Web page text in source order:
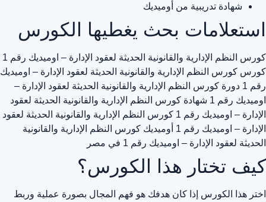
شهادة تدريبية من أوميديك
استعلامات بحث يغطيها الكورس
كورس النظم الإدارية والقانونية الحديثة لعقود الإدارة – اوميديك رقم 1
كورس كورس النظم الإدارية والقانونية الحديثة لعقود الإدارة – اوميديك
رقم 1
دورة كورس النظم الإدارية والقانونية الحديثة لعقود الإدارة –
اوميديك رقم 1
شهادة كورس النظم الإدارية والقانونية الحديثة لعقود
الإدارة – اوميديك رقم 1
كورس النظم الإدارية والقانونية الحديثة لعقود
الإدارة – اوميديك رقم 1 أوميديك
كورس النظم الإدارية والقانونية
الحديثة لعقود الإدارة – اوميديك رقم 1 في مصر
كيف تختار هذا الكورس؟
اختر هذا الكورس إذا كان هدفك هو فهم المجال بصورة عملية وربط